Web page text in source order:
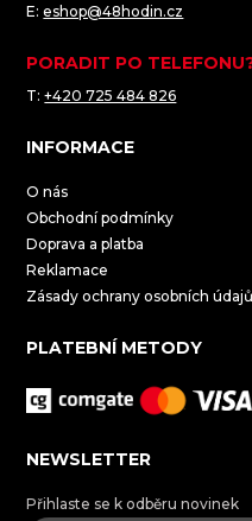
E:eshop@48hodin.cz
PORADIT PO
T:+420 725 484 826
INFORMACE
O nás
Obchodní podmínky
Doprava a platba
Reklamace
Zásady ochrany osobních údajů
PLATEBNÍ METODY
NEWSLETTER
Přihlaste se k odběru novinek